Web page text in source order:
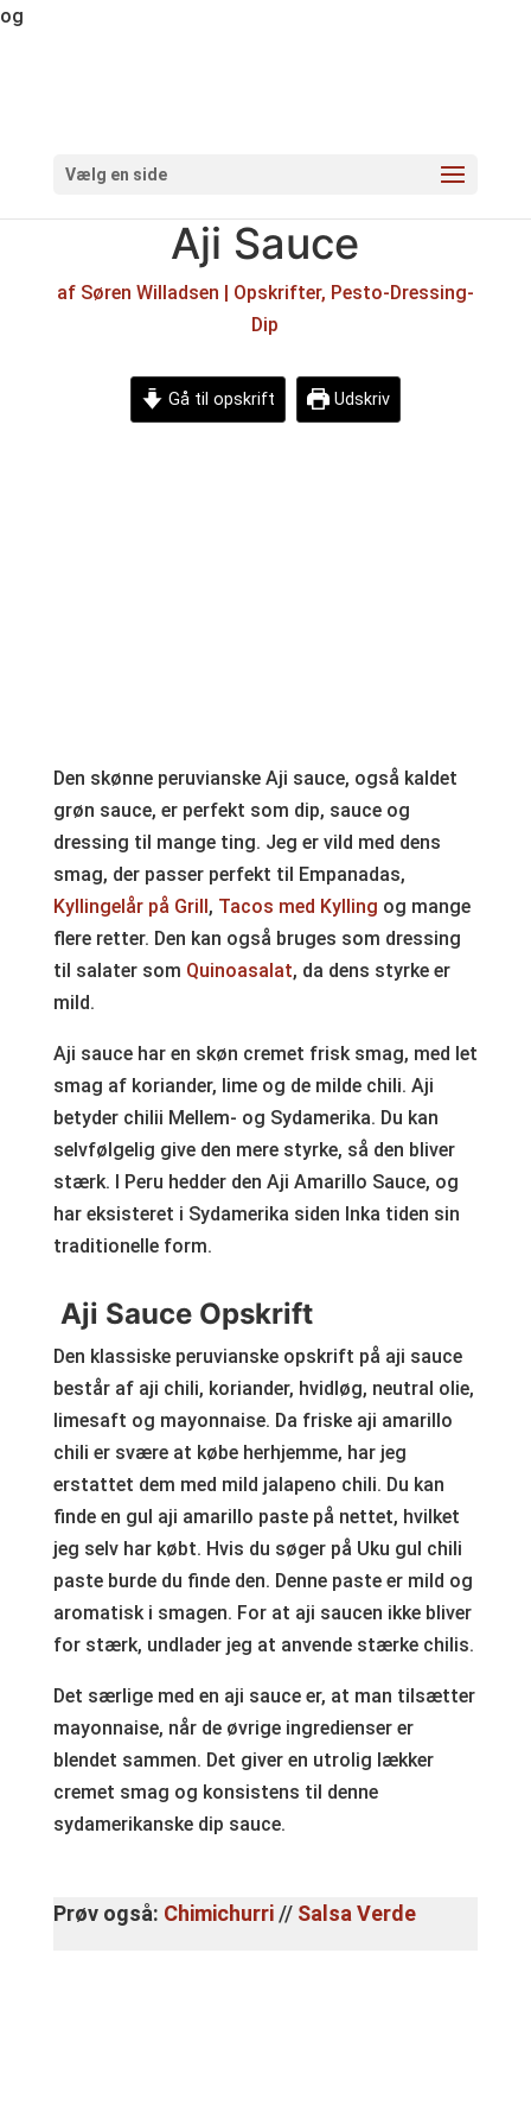
og
Vælg en side
Aji Sauce
af Søren Willadsen | Opskrifter, Pesto-Dressing-
Dip
Gå til opskrift Udskriv
Den skønne peruvianske Aji sauce, også kaldet
grøn sauce, er perfekt som dip, sauce og
dressing til mange ting. Jeg er vild med dens
smag, der passer perfekt til Empanadas,
Kyllingelår på Grill, Tacos med Kylling og mange
flere retter. Den kan også bruges som dressing
til salater som Quinoasalat, da dens styrke er
mild.
Aji sauce har en skøn cremet frisk smag, med let
smag af koriander, lime og de milde chili. Aji
betyder chilii Mellem- og Sydamerika. Du kan
selvfølgelig give den mere styrke, så den bliver
stærk. I Peru hedder den Aji Amarillo Sauce, og
har eksisteret i Sydamerika siden Inka tiden sin
traditionelle form.
Aji Sauce Opskrift
Den klassiske peruvianske opskrift på aji sauce
består af aji chili, koriander, hvidløg, neutral olie,
limesaft og mayonnaise. Da friske aji amarillo
chili er svære at købe herhjemme, har jeg
erstattet dem med mild jalapeno chili. Du kan
finde en gul aji amarillo paste på nettet, hvilket
jeg selv har købt. Hvis du søger på Uku gul chili
paste burde du finde den. Denne paste er mild og
aromatisk i smagen. For at aji saucen ikke bliver
for stærk, undlader jeg at anvende stærke chilis.
Det særlige med en aji sauce er, at man tilsætter
mayonnaise, når de øvrige ingredienser er
blendet sammen. Det giver en utrolig lækker
cremet smag og konsistens til denne
sydamerikanske dip sauce.
Prøv også: Chimichurri // Salsa Verde